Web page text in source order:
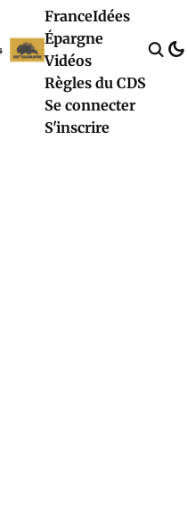
FranceIdées
Épargne
Vidéos
Règles du CDS
Se connecter
S'inscrire